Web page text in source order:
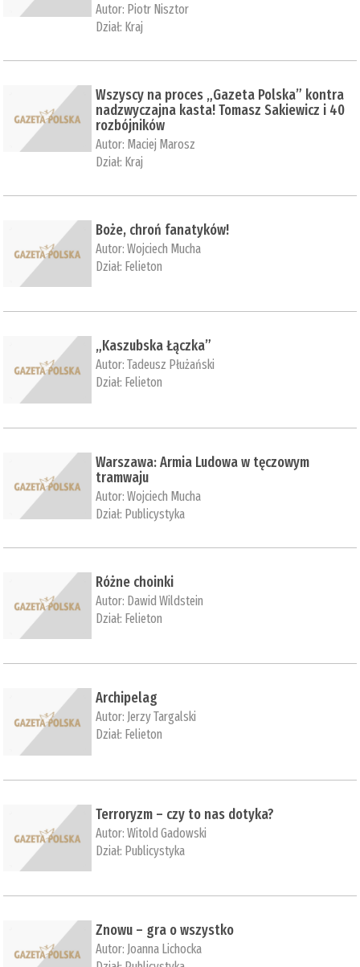
Autor: Piotr Nisztor
Dział: Kraj
Wszyscy na proces „Gazeta Polska” kontra
nadzwyczajna kasta! Tomasz Sakiewicz i 40
rozbójników
Autor: Maciej Marosz
Dział: Kraj
Boże, chroń fanatyków!
Autor:Wojciech Mucha
Dział: Felieton
„Kaszubska Łączka”
Autor:Tadeusz Płużański
Dział: Felieton
Warszawa: Armia Ludowa w tęczowym
tramwaju
Autor:Wojciech Mucha
Dział: Publicystyka
Różne choinki
Autor: Dawid Wildstein
Dział: Felieton
Archipelag
Autor: Jerzy Targalski
Dział: Felieton
Terroryzm – czy to nas dotyka?
Autor:Witold Gadowski
Dział: Publicystyka
Znowu – gra o wszystko
Autor: Joanna Lichocka